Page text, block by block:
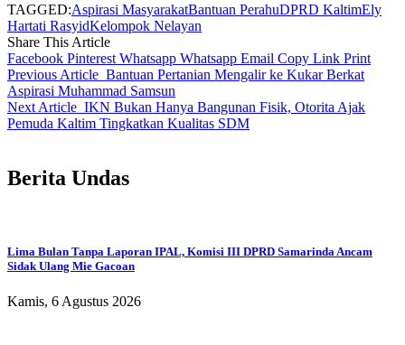
TAGGED:Aspirasi MasyarakatBantuan PerahuDPRD KaltimEly
Hartati RasyidKelompok Nelayan
Share This Article
Facebook Pinterest Whatsapp Whatsapp Email Copy Link Print
Previous Article Bantuan Pertanian Mengalir ke Kukar Berkat
Aspirasi Muhammad Samsun
Next Article IKN Bukan Hanya Bangunan Fisik, Otorita Ajak
Pemuda Kaltim Tingkatkan Kualitas SDM
Berita Undas
Lima Bulan Tanpa Laporan IPAL, Komisi III DPRD Samarinda Ancam
Sidak Ulang Mie Gacoan
Kamis, 6 Agustus 2026